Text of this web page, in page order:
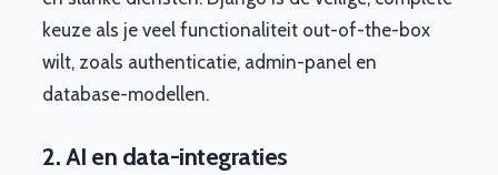
keuze als je veel functionaliteit out-of-the-box
wilt, zoals authenticatie, admin-panel en
database-modellen.
2. AI en data-integraties